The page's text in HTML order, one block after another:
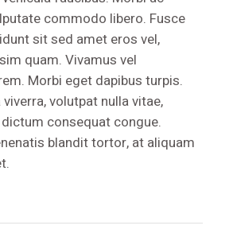
commodo libero. Fusce
sit sed amet eros vel,
quam. Vivamus vel
Morbi eget dapibus turpis.
volutpat nulla vitae,
consequat congue.
blandit tortor, at aliquam